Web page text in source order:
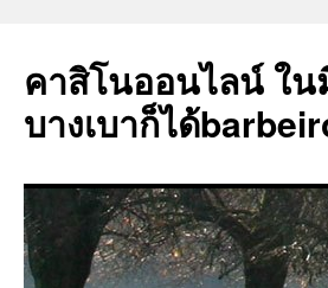
คาสิโนออนไลน์ ใ
บางเบาก็ได้